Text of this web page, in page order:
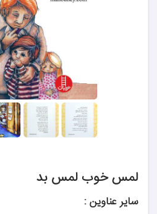
لمس خوب لمس بد
سایر عناوین :